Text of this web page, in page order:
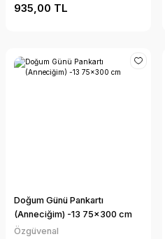
935,00 TL
Doğum Günü Pankartı
(Anneciğim) -13 75x300 cm
Özgüvenal